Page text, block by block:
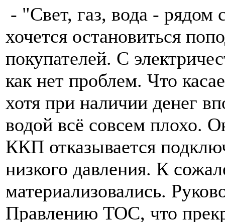
- "Свет, газ, вода - рядом
хочется остановиться
покупателей. С
как нет проблем. Что
хотя при наличии денег
водой всё совсем плохо.
ККП отказывается
низкого давления. К
материализовались.
Правлению ТОС, что